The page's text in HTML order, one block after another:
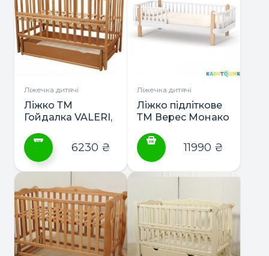
кілька
варіантів.
Параметри
сторінці
товару
Ліжечка дитячі
Ліжко ТМ
Гойдалка VALERI,
боковина +
шухляда
має
кілька
варіантів.
Параметри
6230 ₴
Ліжечка дитячі
Ліжко підліткове
ТМ Верес Монако
11990 ₴